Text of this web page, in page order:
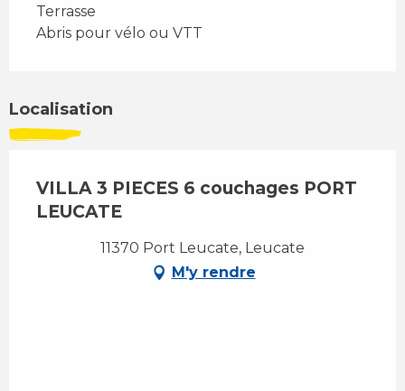
Terrasse
Abris pour vélo ou VTT
Localisation
VILLA 3 PIECES 6 couchages PORT
LEUCATE
11370 Port Leucate, Leucate
M'y rendre